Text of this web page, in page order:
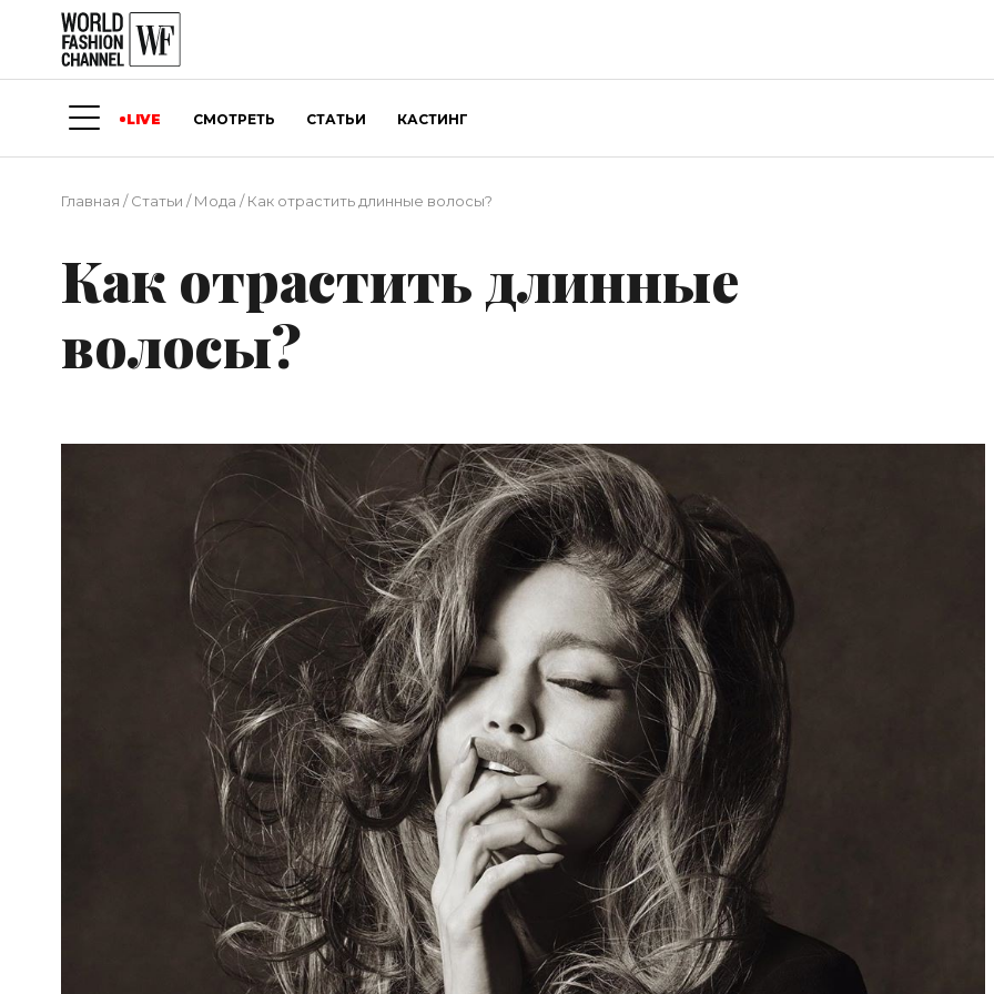
LIVE СМОТРЕТЬ СТАТЬИ КАСТИНГ
Главная /Статьи /Мода /Как отрастить длинные волосы?
Как отрастить длинные
волосы?